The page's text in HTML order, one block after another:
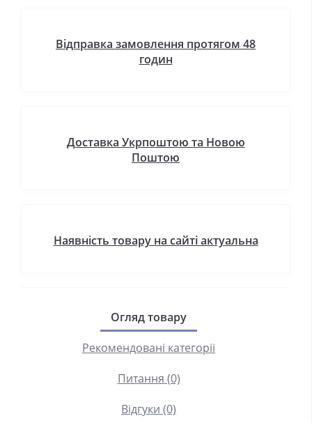
Відправка замовлення протягом 48
годин
Доставка Укрпоштою та Новою
Поштою
Наявність товару на сайті актуальна
Огляд товару
Рекомендовані категоріі
Питання (0)
Відгуки (0)